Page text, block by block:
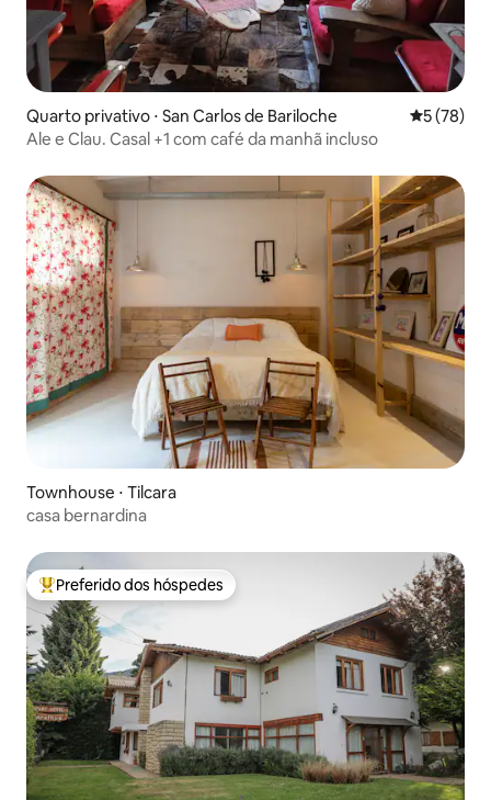
Quarto privativo ⋅ San Carlos de Bariloche 5 de uma
5 (78)
Ale e Clau. Casal +1 com café da manhã incluso
Townhouse ⋅ Tilcara
casa bernardina
Entre os melhores preferidos dos hóspedes
Preferido dos hóspedes